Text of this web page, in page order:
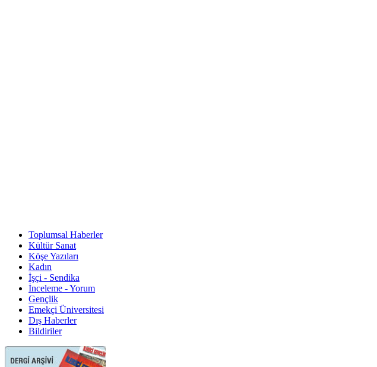
Toplumsal Haberler
Kültür Sanat
Köşe Yazıları
Kadın
İşçi - Sendika
İnceleme - Yorum
Gençlik
Emekçi Üniversitesi
Dış Haberler
Bildiriler